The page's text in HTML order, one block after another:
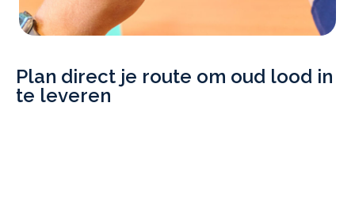
Plan direct je route om oud lood in
te leveren